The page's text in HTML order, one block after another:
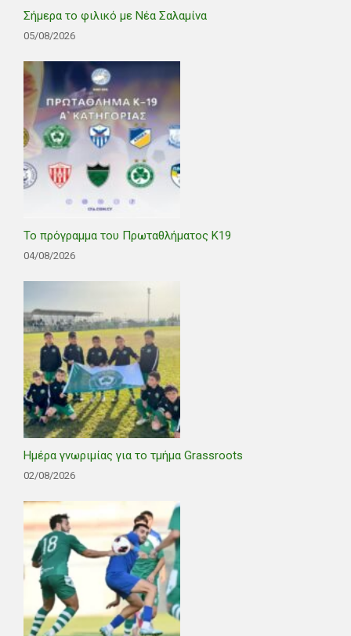
Σήμερα το φιλικό με Νέα Σαλαμίνα
05/08/2026
Το πρόγραμμα του Πρωταθλήματος Κ19
04/08/2026
Ημέρα γνωριμίας για το τμήμα Grassroots
02/08/2026